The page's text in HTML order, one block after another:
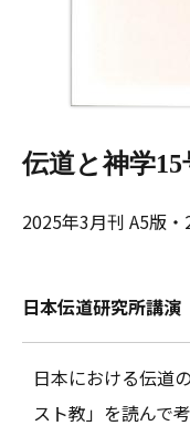
伝道と神学15
2025年3月刊 A5版
日本伝道研究所講演
日本における伝道
スト教」を読んで